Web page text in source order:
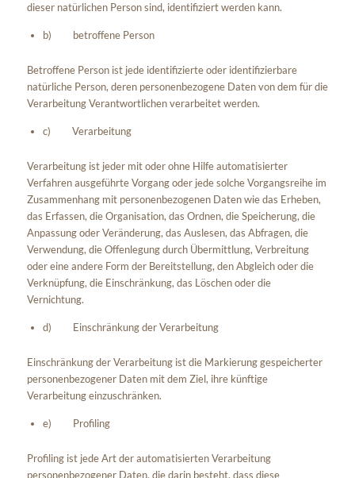
dieser natürlichen Person sind, identifiziert werden kann.
b) betroffene Person
Betroffene Person ist jede identifizierte oder identifizierbare
natürliche Person, deren personenbezogene Daten von dem für die
Verarbeitung Verantwortlichen verarbeitet werden.
c) Verarbeitung
Verarbeitung ist jeder mit oder ohne Hilfe automatisierter
Verfahren ausgeführte Vorgang oder jede solche Vorgangsreihe im
Zusammenhang mit personenbezogenen Daten wie das Erheben,
das Erfassen, die Organisation, das Ordnen, die Speicherung, die
Anpassung oder Veränderung, das Auslesen, das Abfragen, die
Verwendung, die Offenlegung durch Übermittlung, Verbreitung
oder eine andere Form der Bereitstellung, den Abgleich oder die
Verknüpfung, die Einschränkung, das Löschen oder die
Vernichtung.
d) Einschränkung der Verarbeitung
Einschränkung der Verarbeitung ist die Markierung gespeicherter
personenbezogener Daten mit dem Ziel, ihre künftige
Verarbeitung einzuschränken.
e) Profiling
Profiling ist jede Art der automatisierten Verarbeitung
personenbezogener Daten, die darin besteht, dass diese